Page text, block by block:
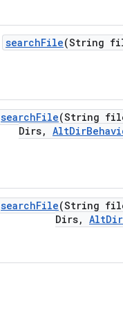
searchFile(String
searchFile(String
Dirs, AltDir
searchFile(String
Dirs, AltDir